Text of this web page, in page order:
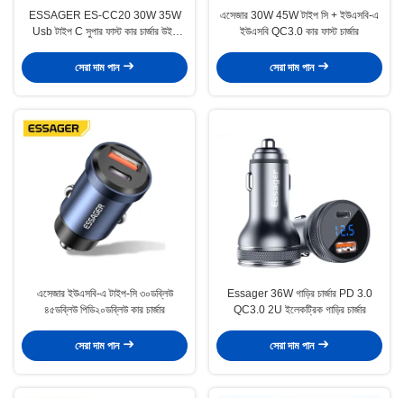
ESSAGER ES-CC20 30W 35W
Usb টাইপ C সুপার ফাস্ট কার চার্জার উইথ
সেরা দাম পান
এসেজার 30W 45W টাইপ সি + ইউএসবি-এ
ইউএসবি QC3.0 কার ফাস্ট চার্জার
সেরা দাম পান
এসেজার ইউএসবি-এ টাইপ-সি ৩০ডব্লিউ
৪৫ডব্লিউ পিডি২০ডব্লিউ কার চার্জার
সেরা দাম পান
Essager 36W গাড়ির চার্জার PD 3.0
QC3.0 2U ইলেকট্রিক গাড়ির চার্জার
সেরা দাম পান